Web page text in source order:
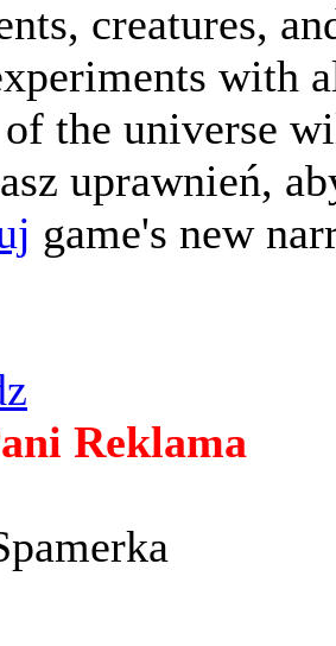
creatures,
with
the universe
uprawnień,
game's new
Reklama